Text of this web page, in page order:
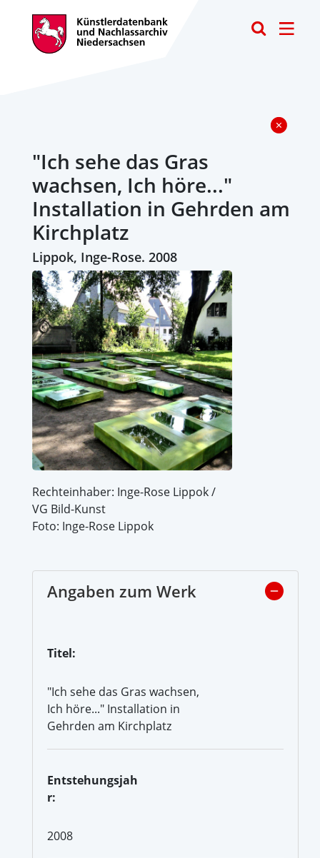
"Ich sehe das Gras
wachsen, Ich höre..."
Installation in Gehrden am
Kirchplatz
Lippok, Inge-Rose. 2008
Rechteinhaber: Inge-Rose Lippok /
VG Bild-Kunst
Foto: Inge-Rose Lippok
Angaben zum Werk
Titel:
"Ich sehe das Gras wachsen,
Ich höre..." Installation in
Gehrden am Kirchplatz
Entstehungsjah
r:
2008